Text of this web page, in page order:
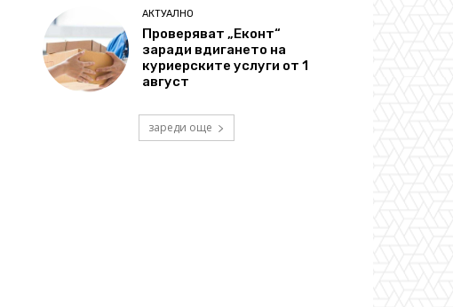
АКТУАЛНО
Проверяват „Еконт“
заради вдигането на
куриерските услуги от 1
август
зареди още